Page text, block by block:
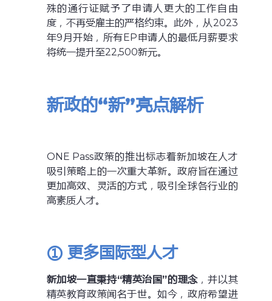
殊的通行证赋予了申请人更大的工作自由
度，不再受雇主的严格约束。此外，从2023
年9月开始，所有EP申请人的最低月薪要求
将统一提升至22,500新元。
新政的“新”亮点解析
ONE Pass政策的推出标志着新加坡在人才
吸引策略上的一次重大革新。政府旨在通过
更加高效、灵活的方式，吸引全球各行业的
高素质人才。
① 更多国际型人才
新加坡一直秉持“精英治国”的理念，并以其
精英教育政策闻名于世。如今，政府希望进